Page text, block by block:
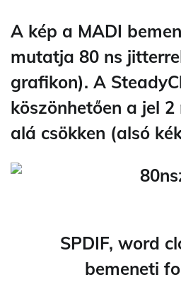
A kép a MADI
mutatja 80 ns
grafikon). A
köszönhetően a jel
alá csökken (alsó
SPDIF, word
bemeneti